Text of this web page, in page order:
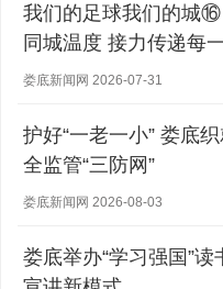
我们的足球我们的城
同城温度 接力传递每
娄底新闻网 2026-07-31
护好“一老一小” 娄底
全监管“三防网”
娄底新闻网 2026-08-03
娄底举办“学习强国”